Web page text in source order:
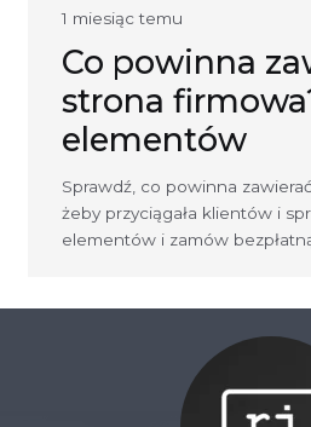
1 miesiąc temu
Co powinna
strona
elementów
Sprawdź, co powinna
żeby przyciągała klientów i
elementów i zamów